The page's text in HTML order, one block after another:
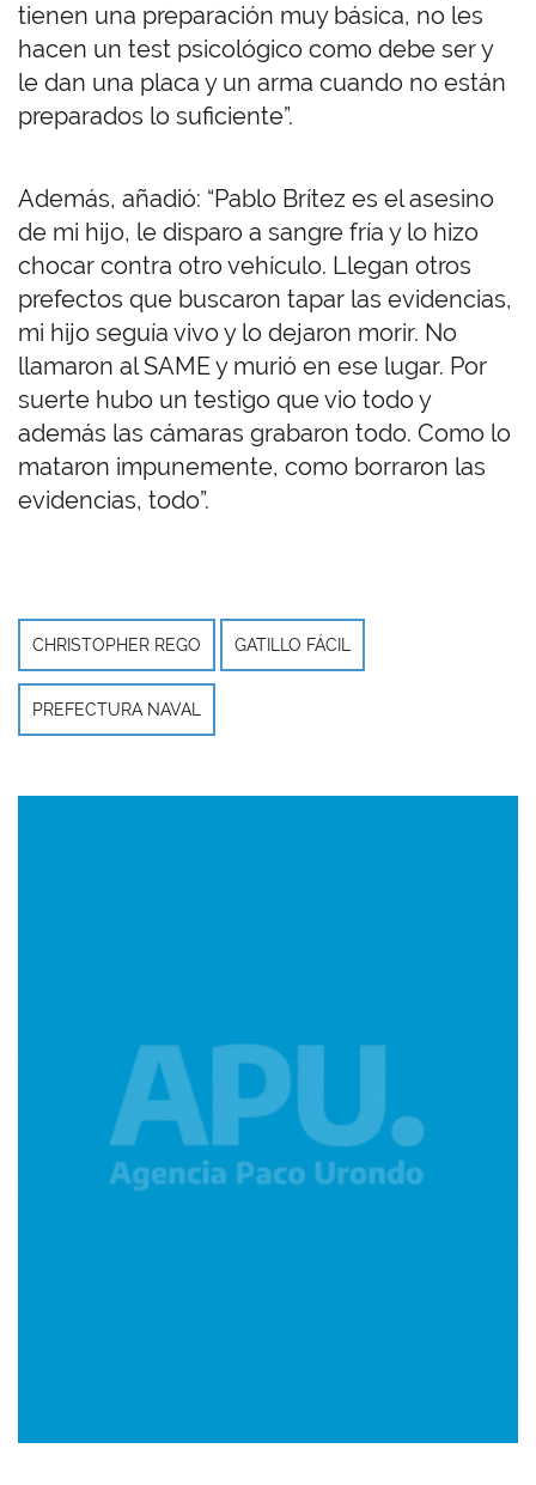
tienen una preparación muy básica, no les
hacen un test psicológico como debe ser y
le dan una placa y un arma cuando no están
preparados lo suficiente”.
Además, añadió: “Pablo Brítez es el asesino
de mi hijo, le disparo a sangre fría y lo hizo
chocar contra otro vehículo. Llegan otros
prefectos que buscaron tapar las evidencias,
mi hijo seguía vivo y lo dejaron morir. No
llamaron al SAME y murió en ese lugar. Por
suerte hubo un testigo que vio todo y
además las cámaras grabaron todo. Como lo
mataron impunemente, como borraron las
evidencias, todo”.
CHRISTOPHER REGO GATILLO FÁCIL
PREFECTURA NAVAL